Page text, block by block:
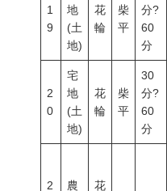
1
9
地
(土
地)
花
輪
柴
平
分?
60
分
2
0
宅
地
(土
地)
花
輪
柴
平
30
分?
60
分
2
農
花